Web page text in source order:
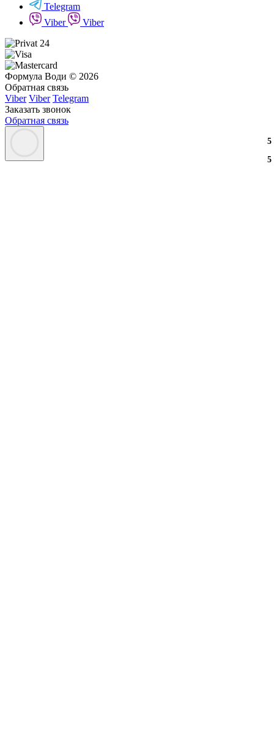
3
3
2
2
3
3
5
5
Telegram
Viber
Viber
Формула Води © 2026
Обратная связь
Viber Viber Telegram
Заказать звонок
Обратная связь